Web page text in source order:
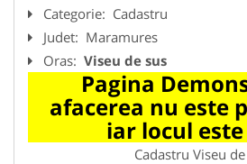
Categorie: Cadastru
Judet: Maramures
Oras: Viseu de sus
Pagina
afacerea nu este
iar locul
Cadastru Viseu